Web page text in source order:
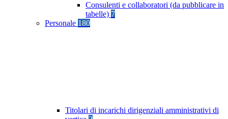
Consulenti e collaboratori (da pubblicare in
tabelle) 7
Personale 180
Titolari di incarichi dirigenziali amministrativi di